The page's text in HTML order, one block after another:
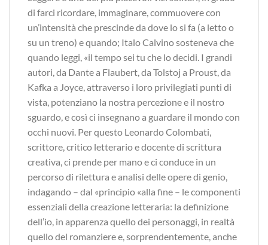
di farci ricordare, immaginare, commuovere con
un’intensità che prescinde da dove lo si fa (a letto o
su un treno) e quando; Italo Calvino sosteneva che
quando leggi, «il tempo sei tu che lo decidi. I grandi
autori, da Dante a Flaubert, da Tolstoj a Proust, da
Kafka a Joyce, attraverso i loro privilegiati punti di
vista, potenziano la nostra percezione e il nostro
sguardo, e così ci insegnano a guardare il mondo con
occhi nuovi. Per questo Leonardo Colombati,
scrittore, critico letterario e docente di scrittura
creativa, ci prende per mano e ci conduce in un
percorso di rilettura e analisi delle opere di genio,
indagando – dal «principio «alla fine – le componenti
essenziali della creazione letteraria: la definizione
dell’io, in apparenza quello dei personaggi, in realtà
quello del romanziere e, sorprendentemente, anche